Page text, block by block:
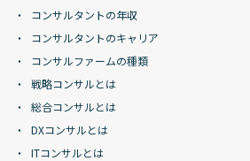
コンサルタントの年収
コンサルタントのキャリア
コンサルファームの種類
戦略コンサルとは
総合コンサルとは
DXコンサルとは
ITコンサルとは